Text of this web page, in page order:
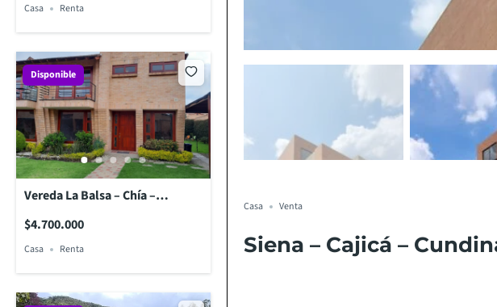
Casa Renta
Disponible
Vereda La Balsa – Chía –
Cundinamarca
$4.700.000
Casa Renta
Casa Venta
Siena – Cajicá –